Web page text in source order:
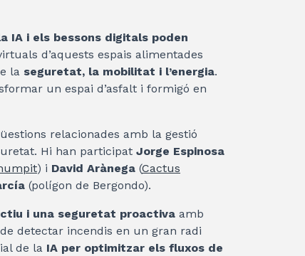
IA i els bessons digitals poden
d’aquests espais alimentades
la seguretat, la mobilitat i l’energia.
un espai d’asfalt i formigó en
relacionades amb la gestió
Hi han participat Jorge Espinosa
) i David Arànega (Cactus
(polígon de Bergondo).
i una seguretat proactiva amb
detectar incendis en un gran radi
de la IA per optimitzar els fluxos de